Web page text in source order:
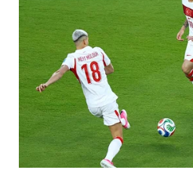
SUMEDANG
WN
CIANJUR
WN
KEPULAUAN
SERIBU